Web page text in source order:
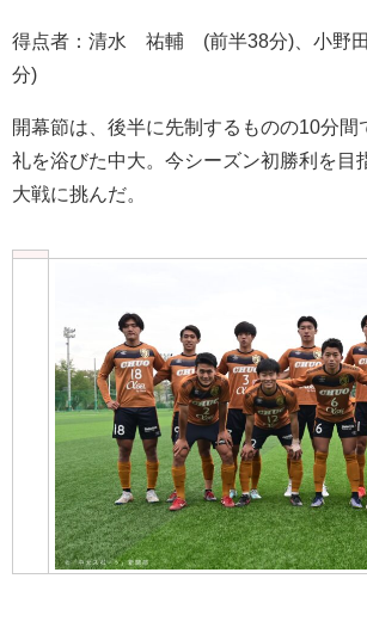
得点者：清水 祐輔 (前半38分)、小
分)
開幕節は、後半に先制するものの10分間
礼を浴びた中大。今シーズン初勝利を目
大戦に挑んだ。